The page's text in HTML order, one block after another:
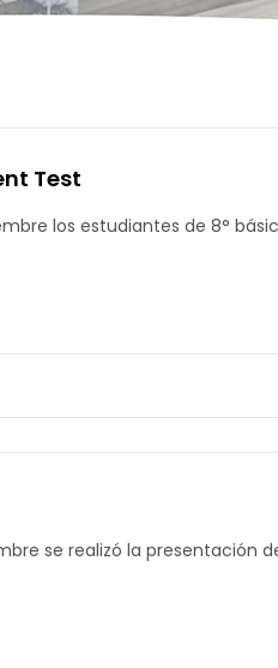
Test
los estudiantes de 8°
se realizó la presentación